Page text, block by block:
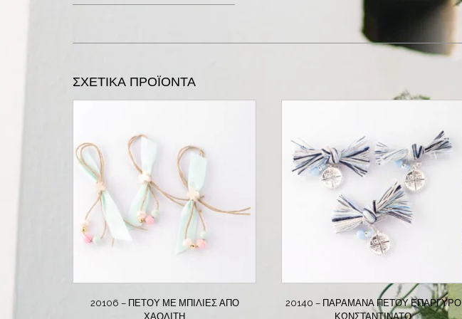
ΣΧΕΤΙΚΆ ΠΡΟΪΌΝΤΑ
20106 – ΠΈΤΟΥ ΜΕ ΜΠΊΛΙΕΣ ΑΠΟ
ΧΑΟΛΊΤΗ
20140 – ΠΑΡΑΜΆΝΑ ΠΈΤΟΥ ΕΠΆΡΓΥΡΟ
ΚΩΝΣΤΑΝΤΙΝΆΤΟ